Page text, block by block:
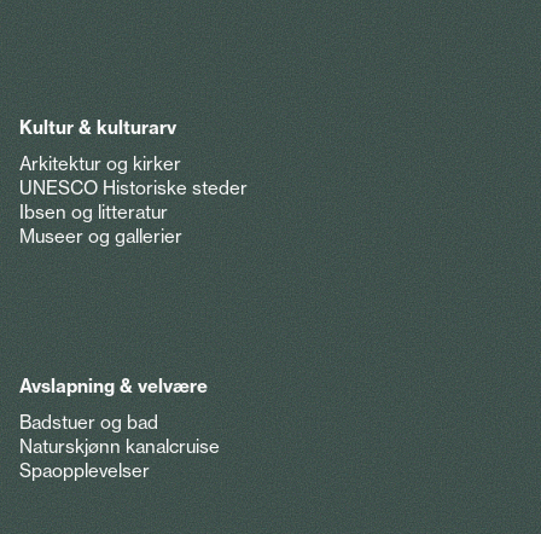
Kultur & kulturarv
Arkitektur og kirker
UNESCO Historiske steder
Ibsen og litteratur
Museer og gallerier
Avslapning & velvære
Badstuer og bad
Naturskjønn kanalcruise
Spaopplevelser